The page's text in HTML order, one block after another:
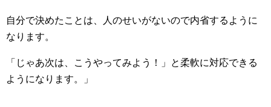
自分で決めたことは、人のせいがないので内省するように
なります。
「じゃあ次は、こうやってみよう！」と柔軟に対応できる
ようになります。」